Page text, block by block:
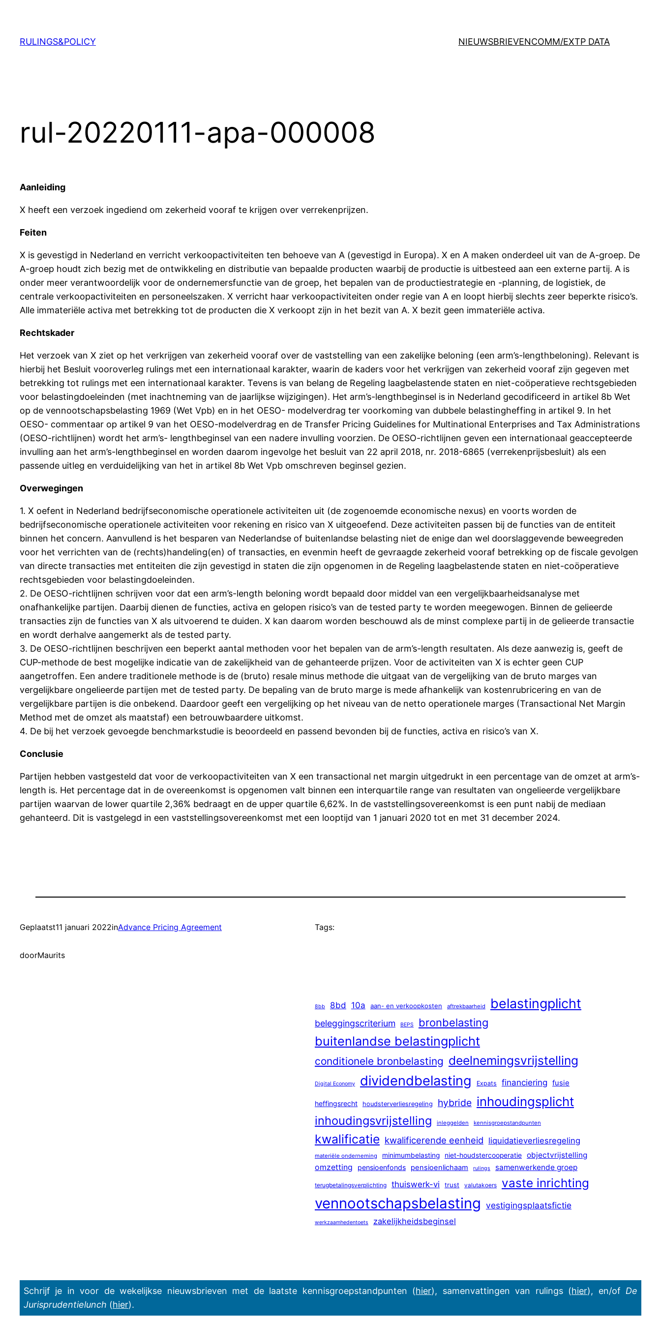
RULINGS&POLICY NIEUWSBRIEVENCOMM/EXTP DATA
rul-20220111-apa-000008
Aanleiding
X heeft een verzoek ingediend om zekerheid vooraf te krijgen over verrekenprijzen.
Feiten
X is gevestigd in Nederland en verricht verkoopactiviteiten ten behoeve van A (gevestigd in Europa). X en A maken onderdeel uit van de A-groep. De
A-groep houdt zich bezig met de ontwikkeling en distributie van bepaalde producten waarbij de productie is uitbesteed aan een externe partij. A is
onder meer verantwoordelijk voor de ondernemersfunctie van de groep, het bepalen van de productiestrategie en -planning, de logistiek, de
centrale verkoopactiviteiten en personeelszaken. X verricht haar verkoopactiviteiten onder regie van A en loopt hierbij slechts zeer beperkte risico’s.
Alle immateriële activa met betrekking tot de producten die X verkoopt zijn in het bezit van A. X bezit geen immateriële activa.
Rechtskader
Het verzoek van X ziet op het verkrijgen van zekerheid vooraf over de vaststelling van een zakelijke beloning (een arm’s-lengthbeloning). Relevant is
hierbij het Besluit vooroverleg rulings met een internationaal karakter, waarin de kaders voor het verkrijgen van zekerheid vooraf zijn gegeven met
betrekking tot rulings met een internationaal karakter. Tevens is van belang de Regeling laagbelastende staten en niet-coöperatieve rechtsgebieden
voor belastingdoeleinden (met inachtneming van de jaarlijkse wijzigingen). Het arm’s-lengthbeginsel is in Nederland gecodificeerd in artikel 8b Wet
op de vennootschapsbelasting 1969 (Wet Vpb) en in het OESO- modelverdrag ter voorkoming van dubbele belastingheffing in artikel 9. In het
OESO- commentaar op artikel 9 van het OESO-modelverdrag en de Transfer Pricing Guidelines for Multinational Enterprises and Tax Administrations
(OESO-richtlijnen) wordt het arm’s- lengthbeginsel van een nadere invulling voorzien. De OESO-richtlijnen geven een internationaal geaccepteerde
invulling aan het arm’s-lengthbeginsel en worden daarom ingevolge het besluit van 22 april 2018, nr. 2018-6865 (verrekenprijsbesluit) als een
passende uitleg en verduidelijking van het in artikel 8b Wet Vpb omschreven beginsel gezien.
Overwegingen
1. X oefent in Nederland bedrijfseconomische operationele activiteiten uit (de zogenoemde economische nexus) en voorts worden de
bedrijfseconomische operationele activiteiten voor rekening en risico van X uitgeoefend. Deze activiteiten passen bij de functies van de entiteit
binnen het concern. Aanvullend is het besparen van Nederlandse of buitenlandse belasting niet de enige dan wel doorslaggevende beweegreden
voor het verrichten van de (rechts)handeling(en) of transacties, en evenmin heeft de gevraagde zekerheid vooraf betrekking op de fiscale gevolgen
van directe transacties met entiteiten die zijn gevestigd in staten die zijn opgenomen in de Regeling laagbelastende staten en niet-coöperatieve
rechtsgebieden voor belastingdoeleinden.
2. De OESO-richtlijnen schrijven voor dat een arm’s-length beloning wordt bepaald door middel van een vergelijkbaarheidsanalyse met
onafhankelijke partijen. Daarbij dienen de functies, activa en gelopen risico’s van de tested party te worden meegewogen. Binnen de gelieerde
transacties zijn de functies van X als uitvoerend te duiden. X kan daarom worden beschouwd als de minst complexe partij in de gelieerde transactie
en wordt derhalve aangemerkt als de tested party.
3. De OESO-richtlijnen beschrijven een beperkt aantal methoden voor het bepalen van de arm’s-length resultaten. Als deze aanwezig is, geeft de
CUP-methode de best mogelijke indicatie van de zakelijkheid van de gehanteerde prijzen. Voor de activiteiten van X is echter geen CUP
aangetroffen. Een andere traditionele methode is de (bruto) resale minus methode die uitgaat van de vergelijking van de bruto marges van
vergelijkbare ongelieerde partijen met de tested party. De bepaling van de bruto marge is mede afhankelijk van kostenrubricering en van de
vergelijkbare partijen is die onbekend. Daardoor geeft een vergelijking op het niveau van de netto operationele marges (Transactional Net Margin
Method met de omzet als maatstaf) een betrouwbaardere uitkomst.
4. De bij het verzoek gevoegde benchmarkstudie is beoordeeld en passend bevonden bij de functies, activa en risico’s van X.
Conclusie
Partijen hebben vastgesteld dat voor de verkoopactiviteiten van X een transactional net margin uitgedrukt in een percentage van de omzet at arm’s-
length is. Het percentage dat in de overeenkomst is opgenomen valt binnen een interquartile range van resultaten van ongelieerde vergelijkbare
partijen waarvan de lower quartile 2,36% bedraagt en de upper quartile 6,62%. In de vaststellingsovereenkomst is een punt nabij de mediaan
gehanteerd. Dit is vastgelegd in een vaststellingsovereenkomst met een looptijd van 1 januari 2020 tot en met 31 december 2024.
Geplaatst11 januari 2022inAdvance Pricing Agreement
doorMaurits
Tags:
8bb 8bd 10a aan- en verkoopkosten aftrekbaarheid belastingplicht
beleggingscriterium BEPS bronbelasting
buitenlandse belastingplicht
conditionele bronbelasting deelnemingsvrijstelling
Digital Economy dividendbelasting Expats financiering fusie
heffingsrecht houdsterverliesregeling hybride inhoudingsplicht
inhoudingsvrijstelling inleggelden kennisgroepstandpunten
kwalificatie kwalificerende eenheid liquidatieverliesregeling
materiële onderneming minimumbelasting niet-houdstercooperatie objectvrijstelling
omzetting pensioenfonds pensioenlichaam rulings samenwerkende groep
terugbetalingsverplichting thuiswerk-vi trust valutakoers vaste inrichting
vennootschapsbelasting vestigingsplaatsfictie
werkzaamhedentoets zakelijkheidsbeginsel
Schrijf je in voor de wekelijkse nieuwsbrieven met de laatste kennisgroepstandpunten (hier), samenvattingen van rulings (hier), en/of De
Jurisprudentielunch (hier).